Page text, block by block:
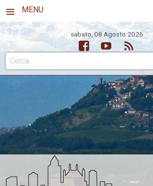
MENU
sabato, 08 Agosto 2026
FacebookYoutubeFeed